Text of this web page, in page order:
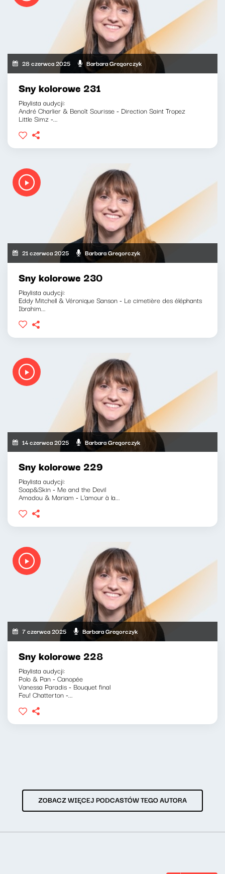
28 czerwca 2025 Barbara Gregorczyk
Sny kolorowe 231
Playlista audycji:
André Charlier & Benoît Sourisse - Direction Saint Tropez
Little Simz -...
21 czerwca 2025 Barbara Gregorczyk
Sny kolorowe 230
Playlista audycji:
Eddy Mitchell & Véronique Sanson - Le cimetière des éléphants
Ibrahim...
14 czerwca 2025 Barbara Gregorczyk
Sny kolorowe 229
Playlista audycji:
Soap&Skin - Me and the Devil
Amadou & Mariam - L'amour à la...
7 czerwca 2025 Barbara Gregorczyk
Sny kolorowe 228
Playlista audycji:
Polo & Pan - Canopée
Vanessa Paradis - Bouquet final
Feu! Chatterton -...
ZOBACZ WIĘCEJ PODCASTÓW TEGO AUTORA